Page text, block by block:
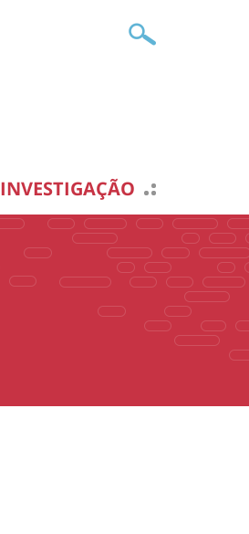
INVESTIGAÇÃO